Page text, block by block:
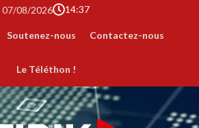
07/08/2026 14:37
Soutenez-nous Contactez-nous
Le Téléthon !